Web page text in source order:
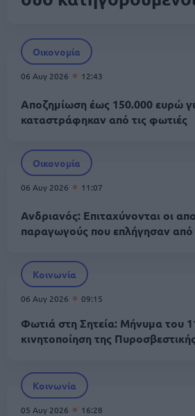
Οικονομία
06 Αυγ 2026 12:43
Αποζημίωση έως 150.000 ευρώ
καταστράφηκαν από τις φωτιές
Οικονομία
06 Αυγ 2026 11:07
Ανδριανός: Επιταχύνονται οι
παραγωγούς που επλήγησαν από
Κοινωνία
06 Αυγ 2026 09:15
Φωτιά στη Σητεία: Μήνυμα του
κινητοποίηση της Πυροσβεστικής
Κοινωνία
05 Αυγ 2026 16:28